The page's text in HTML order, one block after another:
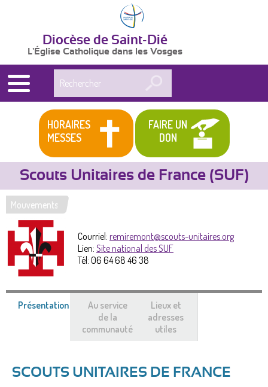
Diocèse de Saint-Dié
L'Église Catholique dans les Vosges
HORAIRES
MESSES
FAIRE UN
DON
Vous
êtes
ici
Mouvements
Scouts Unitaires de France (SUF)
Courriel: remiremont@scouts-unitaires.org
Lien: Site national des SUF
Tél: 06 64 68 46 38
Présentation (ongletAu service
de la
communauté
Lieux et
adresses
utiles
SCOUTS UNITAIRES DE FRANCE